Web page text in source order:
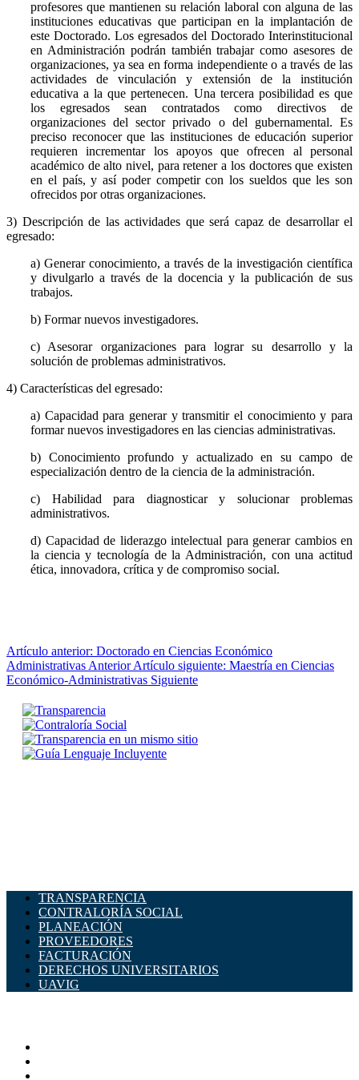
profesores que mantienen su relación laboral con alguna de las
instituciones educativas que participan en la implantación de
este Doctorado. Los egresados del Doctorado Interinstitucional
en Administración podrán también trabajar como asesores de
organizaciones, ya sea en forma independiente o a través de las
actividades de vinculación y extensión de la institución
educativa a la que pertenecen. Una tercera posibilidad es que
los egresados sean contratados como directivos de
organizaciones del sector privado o del gubernamental. Es
preciso reconocer que las instituciones de educación superior
requieren incrementar los apoyos que ofrecen al personal
académico de alto nivel, para retener a los doctores que existen
en el país, y así poder competir con los sueldos que les son
ofrecidos por otras organizaciones.
3) Descripción de las actividades que será capaz de desarrollar el
egresado:
a) Generar conocimiento, a través de la investigación científica
y divulgarlo a través de la docencia y la publicación de sus
trabajos.
b) Formar nuevos investigadores.
c) Asesorar organizaciones para lograr su desarrollo y la
solución de problemas administrativos.
4) Características del egresado:
a) Capacidad para generar y transmitir el conocimiento y para
formar nuevos investigadores en las ciencias administrativas.
b) Conocimiento profundo y actualizado en su campo de
especialización dentro de la ciencia de la administración.
c) Habilidad para diagnosticar y solucionar problemas
administrativos.
d) Capacidad de liderazgo intelectual para generar cambios en
la ciencia y tecnología de la Administración, con una actitud
ética, innovadora, crítica y de compromiso social.
Artículo anterior: Doctorado en Ciencias Económico
Administrativas Anterior Artículo siguiente: Maestría en Ciencias
Económico-Administrativas Siguiente
TRANSPARENCIA
CONTRALORÍA SOCIAL
PLANEACIÓN
PROVEEDORES
FACTURACIÓN
DERECHOS UNIVERSITARIOS
UAVIG